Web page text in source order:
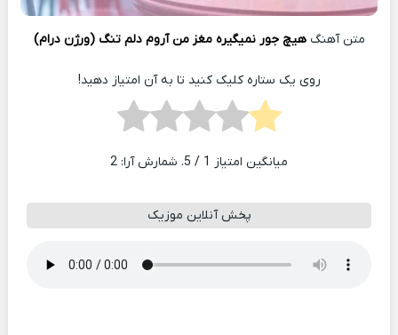
متن آهنگهیچ جور نمیگیره مغز من آروم دلم تنگ (ورژن درام)
روی یک ستاره کلیک کنید تا به آن امتیاز دهید!
میانگین امتیاز 1 / 5. شمارش آرا: 2
پخش آنلاین موزیک